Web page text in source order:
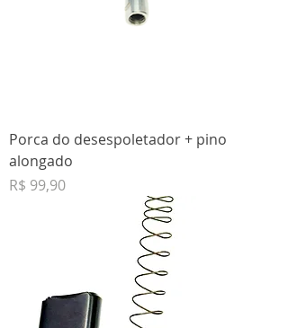
Porca do desespoletador + pino
alongado
Preço
R$ 99,90